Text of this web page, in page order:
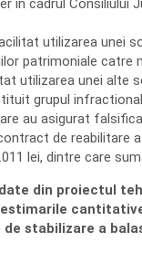
in cadrul Consiliului
utilizarea
patrimoniale catre
utilizarea unei
grupul infractional
au asigurat
de reabilitare
lei, dintre care
din proiectul
stabilizare a